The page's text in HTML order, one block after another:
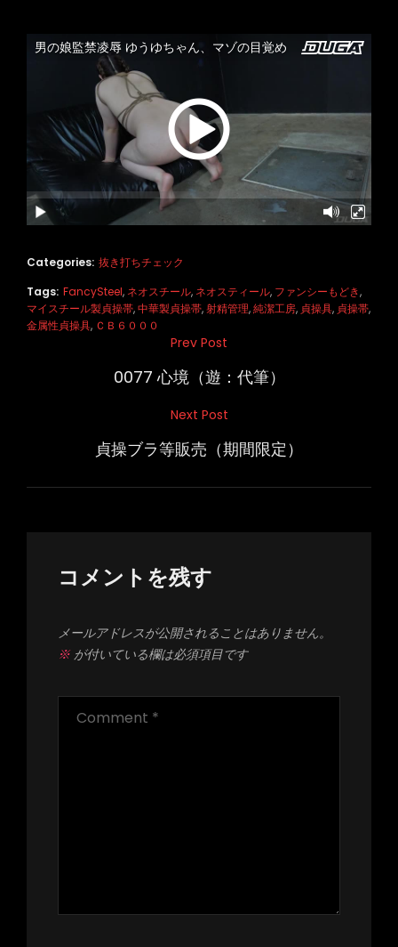
Categories: 抜き打ちチェック
Tags: FancySteel, ネオスチール, ネオスティール, ファンシーもどき,
マイスチール製貞操帯,中華製貞操帯,射精管理,純潔工房, 貞操具, 貞操帯,
金属性貞操具, ＣＢ６０００
ー
Prev Post
0077 心境（遊：代筆）
Next Post
貞操ブラ等販売（期間限定）
コメントを残す
メールアドレスが公開されることはありません。
※が付いている欄は必須項目です